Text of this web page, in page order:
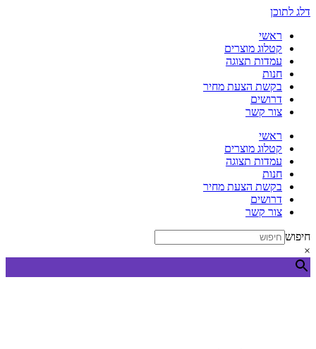
דלג לתוכן
ראשי
קטלוג מוצרים
עמדות תצוגה
חנות
בקשת הצעת מחיר
דרושים
צור קשר
ראשי
קטלוג מוצרים
עמדות תצוגה
חנות
בקשת הצעת מחיר
דרושים
צור קשר
חיפוש
×